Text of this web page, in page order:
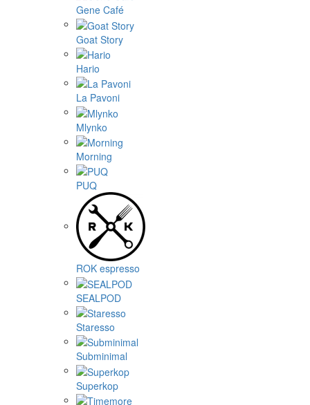
Gene Café
Goat Story
Hario
La Pavoni
Mlynko
Morning
PUQ
ROK espresso
SEALPOD
Staresso
Subminimal
Superkop